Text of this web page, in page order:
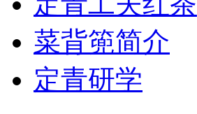
菜背篼简介
定青研学